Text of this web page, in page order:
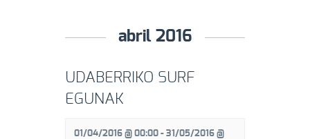
abril 2016
UDABERRIKO SURF
EGUNAK
01/04/2016 @ 00:00 - 31/05/2016 @